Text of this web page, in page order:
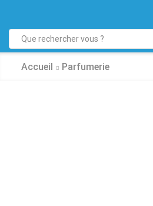
Accueil Parfumerie